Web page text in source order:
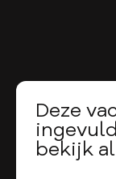
Deze
bekijk